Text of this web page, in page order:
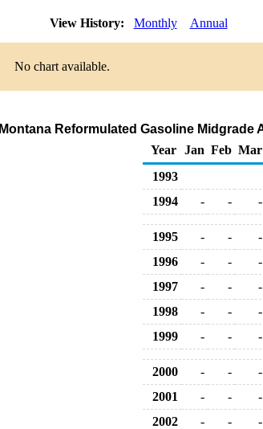
View History: Monthly Annual
No chart available.
Montana Reformulated Gasoline
Year
Jan Feb Mar
1993
1994
- - -
1995 - - -
1996
- - -
1997
- - -
1998
- - -
1999
- - -
2000 - - -
2001
- - -
2002
- - -